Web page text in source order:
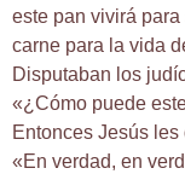
este pan vivirá
carne para la vida
Disputaban los
«¿Cómo puede
Entonces Jesús les
«En verdad, en